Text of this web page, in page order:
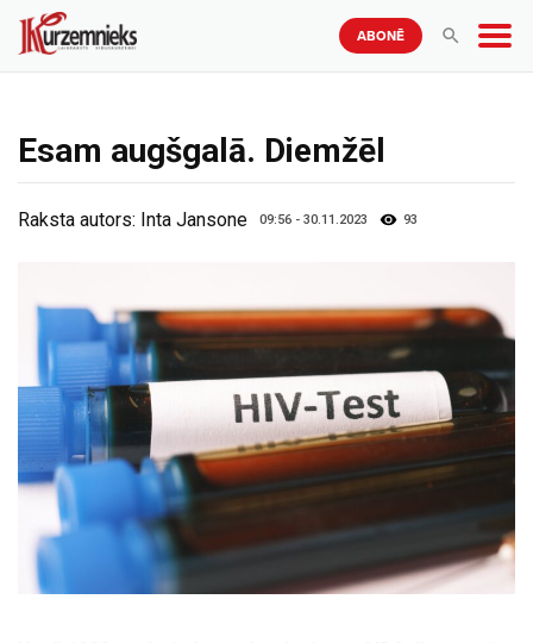
ABONĒ
Esam augšgalā. Diemžēl
Raksta autors: Inta Jansone 09:56 - 30.11.2023 93